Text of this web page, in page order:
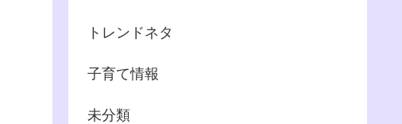
トレンドネタ
子育て情報
未分類